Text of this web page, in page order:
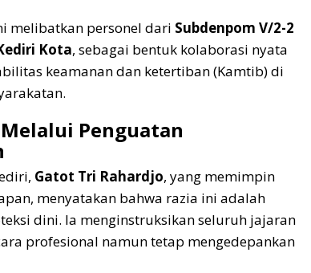
melibatkan personel dari Subdenpom V/2-2
Kota, sebagai bentuk kolaborasi nyata
keamanan dan ketertiban (Kamtib) di
Penguatan
Gatot Tri Rahardjo, yang memimpin
menyatakan bahwa razia ini adalah
dini. Ia menginstruksikan seluruh jajaran
profesional namun tetap mengedepankan